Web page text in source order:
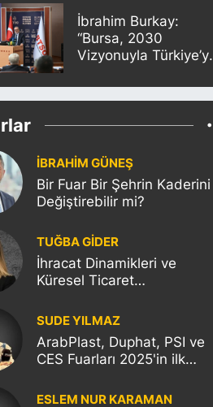
İbrahim Burkay:
“Bursa, 2030
Vizyonuyla Türkiye’yi
Edecek”
İBRAHİM GÜNEŞ
Bir Fuar Bir Şehrin Kaderini
Değiştirebilir mi?
TUĞBA GİDER
İhracat Dinamikleri ve
Küresel Ticaret
Etkisi
SUDE YILMAZ
ArabPlast, Duphat, PSI ve
CES Fuarları 2025'in ilk
vuracak
ESLEM NUR KARAMAN